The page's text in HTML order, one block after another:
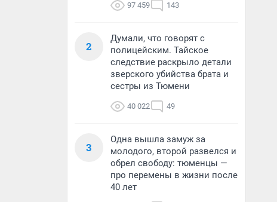
97 459 143
2
Думали, что говорят с
полицейским. Тайское
следствие раскрыло детали
зверского убийства брата и
сестры из Тюмени
40 022 49
3
Одна вышла замуж за
молодого, второй развелся и
обрел свободу: тюменцы —
про перемены в жизни после
40 лет